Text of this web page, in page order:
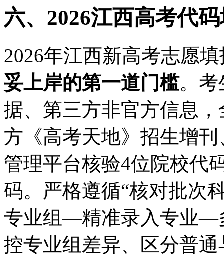
六、2026江西高考代
2026年江西新高考志愿
妥上岸的第一道门槛。考
据、第三方非官方信息
方《高考天地》招生增
管理平台核验4位院校代
码。严格遵循“核对批
专业组—精准录入专业—
控专业组差异、区分普